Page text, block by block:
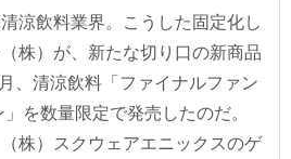
涼飲料業界。こうした固定化し
株）が、新たな切り口の新商品
、清涼飲料「ファイナルファン
を数量限定で発売したのだ。
株）スクウェアエニックスのゲ